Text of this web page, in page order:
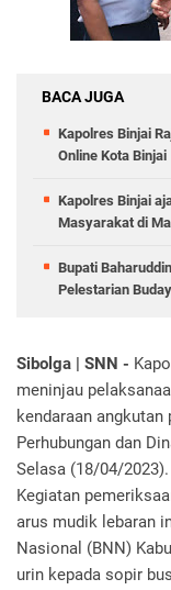
BACA JUGA
Kapolres Binjai
Online Kota Binjai
Kapolres Binjai
Masyarakat di
Bupati
Pelestarian
Sibolga | SNN -
meninjau
kendaraan
Perhubungan dan
Selasa (18/04/2023).
Kegiatan
arus mudik lebaran
Nasional (BNN)
urin kepada sopir